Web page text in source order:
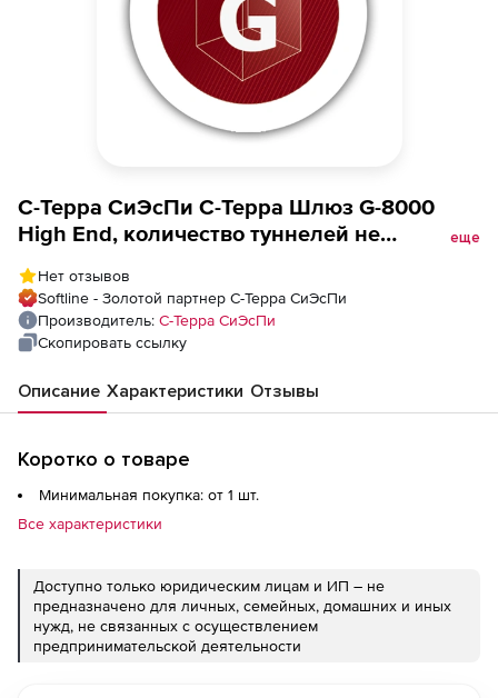
С-Терра СиЭсПи С-Терра Шлюз G-8000
High End, количество туннелей не
Аппаратный комплекс С-Терра VPN
Версия 4.3 исполнение 3-5 - С-Терра Шлюз
SТ KC3 (G-8000-4.3-1756-8-KC3)
еще
Нет отзывов
Softline - Золотой партнер С-Терра СиЭсПи
Производитель: С-Терра СиЭсПи
Скопировать ссылку
Описание Характеристики Отзывы
Коротко о товаре
Минимальная покупка: от 1 шт.
Все характеристики
Доступно только юридическим лицам и ИП – не
предназначено для личных, семейных, домашних и иных
нужд, не связанных с осуществлением
предпринимательской деятельности